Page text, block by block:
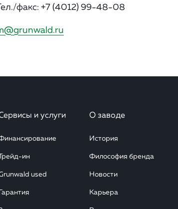
факс: +7 (4012) 99-48-08
и услуги
ин
used
О заводе
История
Философия бренда
Новости
Карьера